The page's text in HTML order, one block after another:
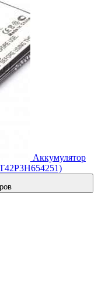
Аккумулятор